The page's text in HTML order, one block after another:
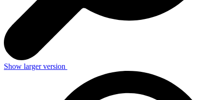
Show larger version